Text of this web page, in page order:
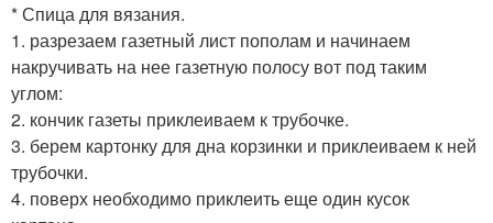
* Спица для вязания.
1. разрезаем газетный лист пополам и начинаем
накручивать на нее газетную полосу вот под таким
углом:
2. кончик газеты приклеиваем к трубочке.
3. берем картонку для дна корзинки и приклеиваем к ней
трубочки.
4. поверх необходимо приклеить еще один кусок